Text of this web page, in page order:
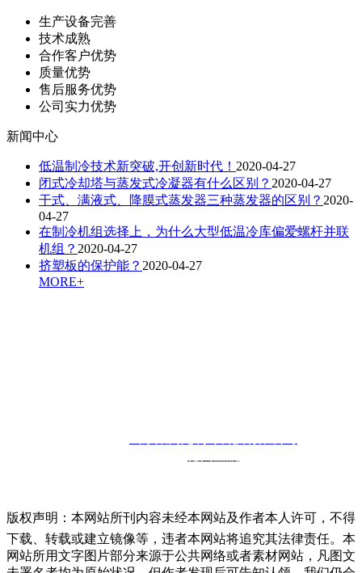
生产设备完善
技术成熟
合作客户优势
质量优势
售后服务优势
公司实力优势
新闻中心
低温制冷技术新突破,开创新时代！ 2020-04-27
闭式冷却塔与蒸发式冷凝器有什么区别？ 2020-04-27
干式、满液式、降膜式蒸发器三种蒸发器的区别？ 2020-
04-27
在制冷机组选择上，为什么大型低温冷库偏爱螺杆并联
机组？ 2020-04-27
挤塑板的保护能？ 2020-04-27
MORE+
版权声明：本网站所刊内容未经本网站及作者本人许可，不得
下载、转载或建立镜像等，违者本网站将追究其法律责任。本
网站所用文字图片部分来源于公共网络或者素材网站，凡图文